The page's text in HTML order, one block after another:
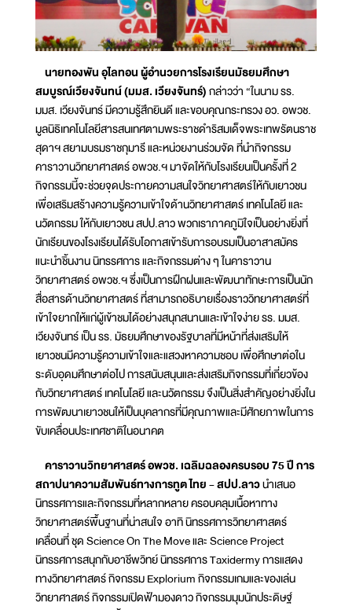
นายทองพัน อุไลทอน ผู้อำนวยการโรงเรียนมัธยมศึกษา
สมบูรณ์เวียงจันทน์ (มมส. เวียงจันทร์)กล่าวว่า “ในนาม รร.
มมส. เวียงจันทร์ มีความรู้สึกยินดี และขอบคุณกระทรวง อว. อพวช.
มูลนิธิเทคโนโลยีสารสนเทศตามพระราชดำริสมเด็จพระเทพรัตนราช
สุดาฯ สยามบรมราชกุมารี และหน่วยงานร่วมจัด ที่นำกิจกรรม
คาราวานวิทยาศาสตร์ อพวช.ฯ มาจัดให้กับโรงเรียนเป็นครั้งที่ 2
กิจกรรมนี้จะช่วยจุดประกายความสนใจวิทยาศาสตร์ให้กับเยาวชน
เพื่อเสริมสร้างความรู้ความเข้าใจด้านวิทยาศาสตร์ เทคโนโลยี และ
นวัตกรรม ให้กับเยาวชน สปป.ลาว พวกเราภาคภูมิใจเป็นอย่างยิ่งที่
นักเรียนของโรงเรียนได้รับโอกาสเข้ารับการอบรมเป็นอาสาสมัคร
แนะนำชิ้นงาน นิทรรศการ และกิจกรรมต่าง ๆ ในคาราวาน
วิทยาศาสตร์ อพวช.ฯ ซึ่งเป็นการฝึกฝนและพัฒนาทักษะการเป็นนัก
สื่อสารด้านวิทยาศาสตร์ ที่สามารถอธิบายเรื่องราววิทยาศาสตร์ที่
เข้าใจยากให้แก่ผู้เข้าชมได้อย่างสนุกสนานและเข้าใจง่าย รร. มมส.
เวียงจันทร์ เป็น รร. มัธยมศึกษาของรัฐบาลที่มีหน้าที่ส่งเสริมให้
เยาวชนมีความรู้ความเข้าใจและแสวงหาความชอบ เพื่อศึกษาต่อใน
ระดับอุดมศึกษาต่อไป การสนับสนุนและส่งเสริมกิจกรรมที่เกี่ยวข้อง
กับวิทยาศาสตร์ เทคโนโลยี และนวัตกรรม จึงเป็นสิ่งสำคัญอย่างยิ่งใน
การพัฒนาเยาวชนให้เป็นบุคลากรที่มีคุณภาพและมีศักยภาพในการ
ขับเคลื่อนประเทศชาติในอนาคต
คาราวานวิทยาศาสตร์ อพวช. เฉลิมฉลองครบรอบ 75 ปี การ
สถาปนาความสัมพันธ์ทางการทูต ไทย - สปป.ลาวนำเสนอ
นิทรรศการและกิจกรรมที่หลากหลาย ครอบคลุมเนื้อหาทาง
วิทยาศาสตร์พื้นฐานที่น่าสนใจ อาทิ นิทรรศการวิทยาศาสตร์
เคลื่อนที่ ชุด Science On The Move และ Science Project
นิทรรศการสนุกกับอาชีพวิทย์ นิทรรศการ Taxidermy การแสดง
ทางวิทยาศาสตร์ กิจกรรม Explorium กิจกรรมเกมและของเล่น
วิทยาศาสตร์ กิจกรรมเปิดฟ้ามองดาว กิจกรรมมุมนักประดิษฐ์